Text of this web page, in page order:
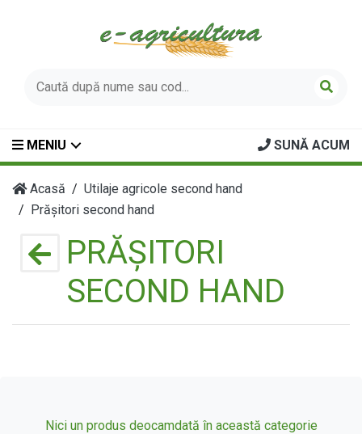
MENIU SUNĂ ACUM
Acasă
Utilaje agricole second hand
Prășitori second hand
PRĂȘITORI
SECOND HAND
Nici un produs deocamdată în această categorie